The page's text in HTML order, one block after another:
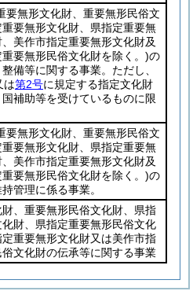
要無形文化財、重要無形民俗文
要無形文化財、県指定重要無
美作市指定重要無形文化財及
要無形民俗文化財を除く。)の
備等に関する事業。ただし、
は第2号に規定する指定文化財
補助等を受けているものに限
要無形文化財、重要無形民俗文
要無形文化財、県指定重要無
美作市指定重要無形文化財及
要無形民俗文化財を除く。)の
管理に係る事業。
、重要無形民俗文化財、県指
財、県指定重要無形民俗文化
重要無形文化財又は美作市指
文化財の伝承等に関する事業